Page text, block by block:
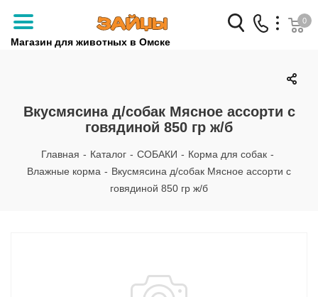
Магазин для животных в Омске
Заказать звонок
+7 (3812) 79-04-04
+7 (950) 959-88-32
0
Вкусмясина д/собак Мясное ассорти с
говядиной 850 гр ж/б
Главная - Каталог - СОБАКИ - Корма для собак -
Влажные корма - Вкусмясина д/собак Мясное ассорти с
говядиной 850 гр ж/б